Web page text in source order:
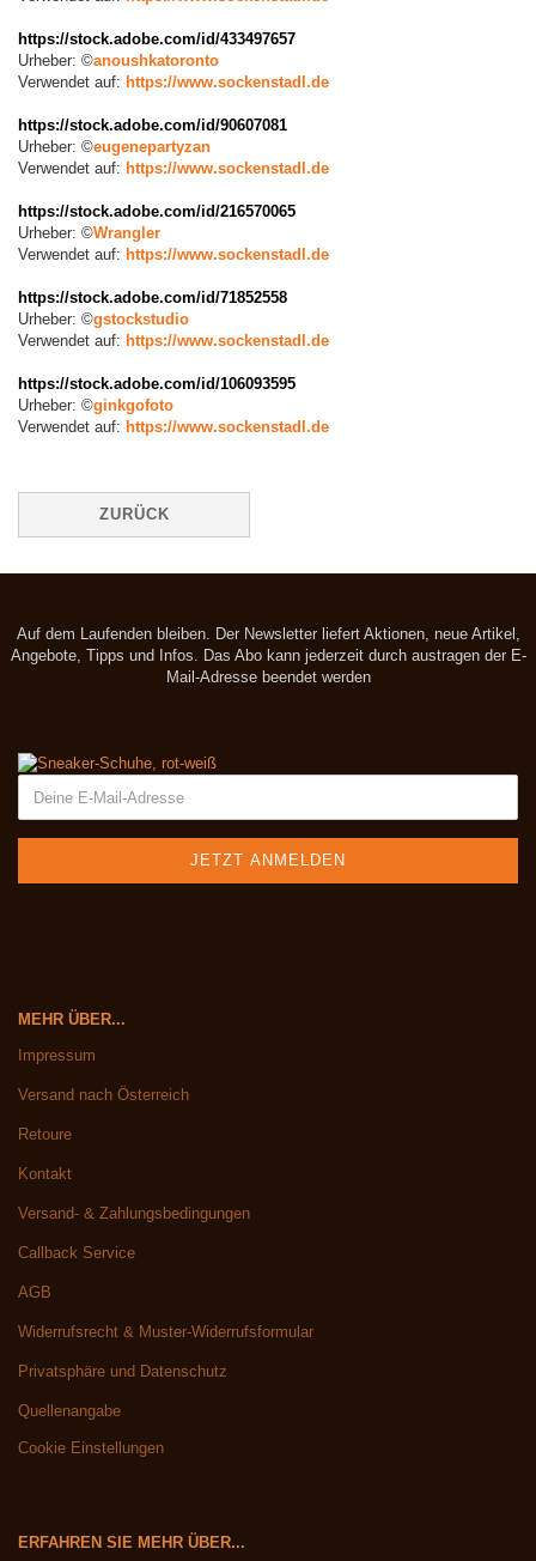
https://stock.adobe.com/id/433497657
Urheber: ©anoushkatoronto
Verwendet auf: https://www.sockenstadl.de
https://stock.adobe.com/id/90607081
Urheber: ©eugenepartyzan
Verwendet auf: https://www.sockenstadl.de
https://stock.adobe.com/id/216570065
Urheber: ©Wrangler
Verwendet auf: https://www.sockenstadl.de
https://stock.adobe.com/id/71852558
Urheber: ©gstockstudio
Verwendet auf: https://www.sockenstadl.de
https://stock.adobe.com/id/106093595
Urheber: ©ginkgofoto
Verwendet auf: https://www.sockenstadl.de
ZURÜCK
Auf dem Laufenden bleiben. Der Newsletter liefert Aktionen, neue Artikel,
Angebote, Tipps und Infos. Das Abo kann jederzeit durch austragen der E-
Mail-Adresse beendet werden
MEHR ÜBER...
Impressum
Versand nach Österreich
Retoure
Kontakt
Versand- & Zahlungsbedingungen
Callback Service
AGB
Widerrufsrecht & Muster-Widerrufsformular
Privatsphäre und Datenschutz
Quellenangabe
Cookie Einstellungen
ERFAHREN SIE MEHR ÜBER...